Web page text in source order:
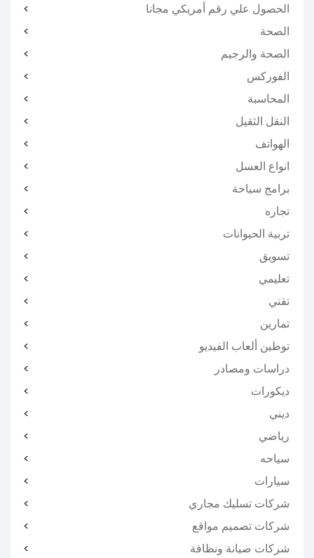
الحصول علي رقم أمريكي مجانا
الصحة
الصحة والرجيم
الفوركس
المحاسبة
النقل الثقيل
الهواتف
انواع العسل
برامج سياحة
تجاره
تربية الحيوانات
تسويق
تعليمي
تقني
تمارين
توطين ألعاب الفيديو
دراسات ومصادر
ديكورات
ديني
رياضي
سياحه
سيارات
شركات تسليك مجاري
شركات تصميم مواقع
شركات صيانة ونظافة